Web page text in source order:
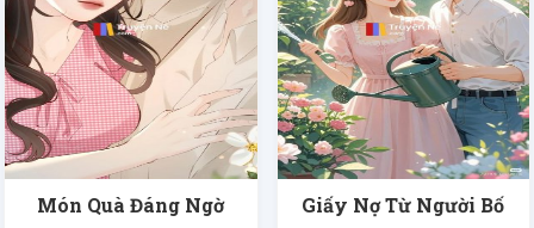
Món Quà Đáng Ngờ Giấy Nợ Từ Người Bố